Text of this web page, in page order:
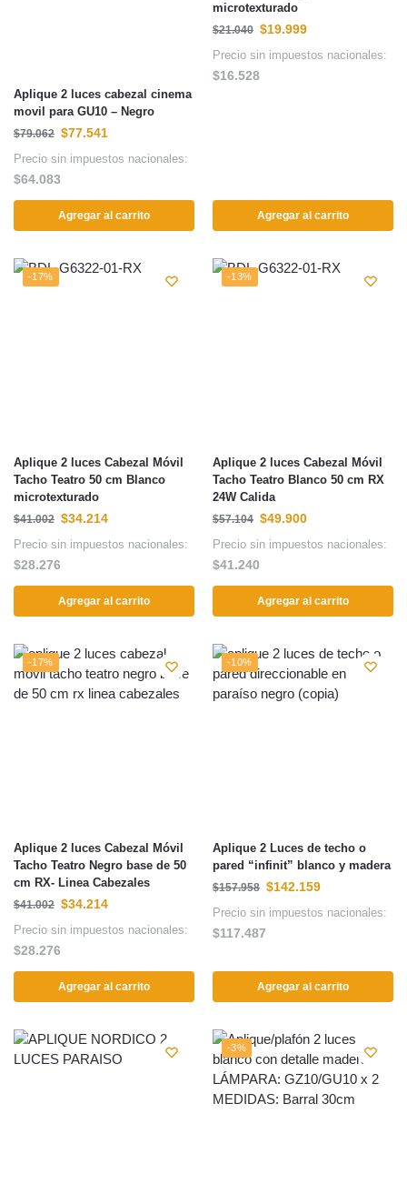
Aplique 2 luces cabezal cinema
movil para GU10 – Negro
$79.062 $77.541
Precio sin impuestos nacionales:
$64.083
Agregar al carrito
microtexturado
$21.040 $19.999
Precio sin impuestos nacionales:
$16.528
Agregar al carrito
-17%
Aplique 2 luces Cabezal Móvil
Tacho Teatro 50 cm Blanco
microtexturado
$41.002 $34.214
Precio sin impuestos nacionales:
$28.276
Agregar al carrito
-13%
Aplique 2 luces Cabezal Móvil
Tacho Teatro Blanco 50 cm RX
24W Calida
$57.104 $49.900
Precio sin impuestos nacionales:
$41.240
Agregar al carrito
-17%
Aplique 2 luces Cabezal Móvil
Tacho Teatro Negro base de 50
cm RX- Linea Cabezales
$41.002 $34.214
Precio sin impuestos nacionales:
$28.276
Agregar al carrito
-10%
Aplique 2 Luces de techo o
pared “infinit” blanco y madera
$157.958 $142.159
Precio sin impuestos nacionales:
$117.487
Agregar al carrito
-3%